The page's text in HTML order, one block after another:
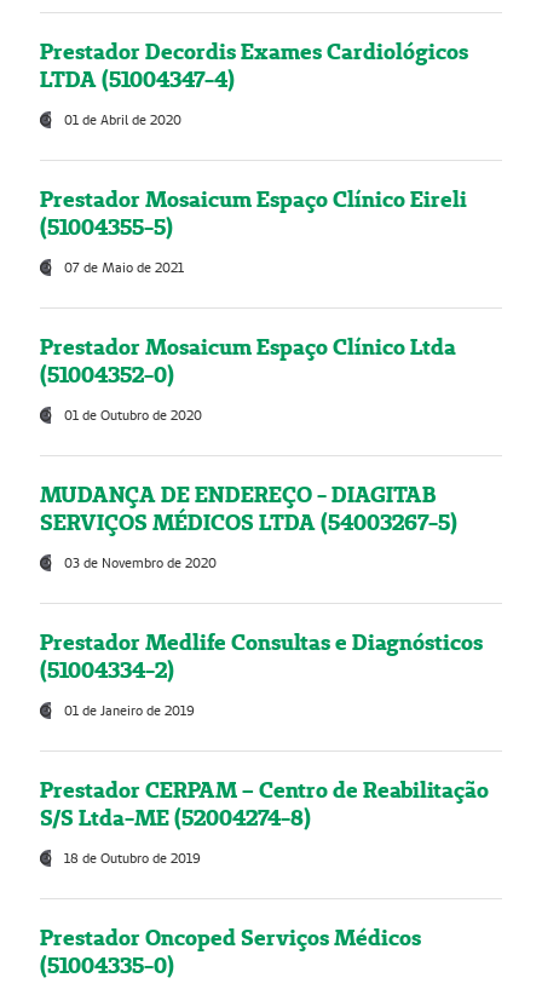
Prestador Decordis Exames Cardiológicos
LTDA (51004347-4)
01 de Abril de 2020
Prestador Mosaicum Espaço Clínico Eireli
(51004355-5)
07 de Maio de 2021
Prestador Mosaicum Espaço Clínico Ltda
(51004352-0)
01 de Outubro de 2020
MUDANÇA DE ENDEREÇO - DIAGITAB
SERVIÇOS MÉDICOS LTDA (54003267-5)
03 de Novembro de 2020
Prestador Medlife Consultas e Diagnósticos
(51004334-2)
01 de Janeiro de 2019
Prestador CERPAM – Centro de Reabilitação
S/S Ltda-ME (52004274-8)
18 de Outubro de 2019
Prestador Oncoped Serviços Médicos
(51004335-0)